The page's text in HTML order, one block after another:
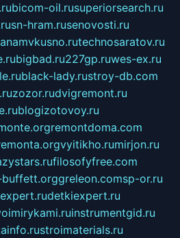
bicom-oil.rusuperiorsearch.ru
sn-hram.rusenovosti.ru
anamvkusno.rutechnosaratov.ru
bigbad.ru227gp.ruwes-ex.ru
black-lady.rustroy-db.com
zozor.rudvigremont.ru
blogizotovoy.ru
remontdoma.com
vyitikho.rumirjon.ru
filosofyfree.com
greleon.comsp-or.ru
detkiexpert.ru
instrumentgid.ru
stroimaterials.ru